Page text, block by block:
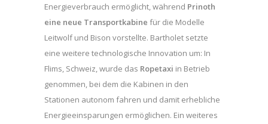
Energieverbrauch ermöglicht, während Prinoth
eine neue Transportkabine für die Modelle
Leitwolf und Bison vorstellte. Bartholet setzte
eine weitere technologische Innovation um: In
Flims, Schweiz, wurde das Ropetaxi in Betrieb
genommen, bei dem die Kabinen in den
Stationen autonom fahren und damit erhebliche
Energieeinsparungen ermöglichen. Ein weiteres